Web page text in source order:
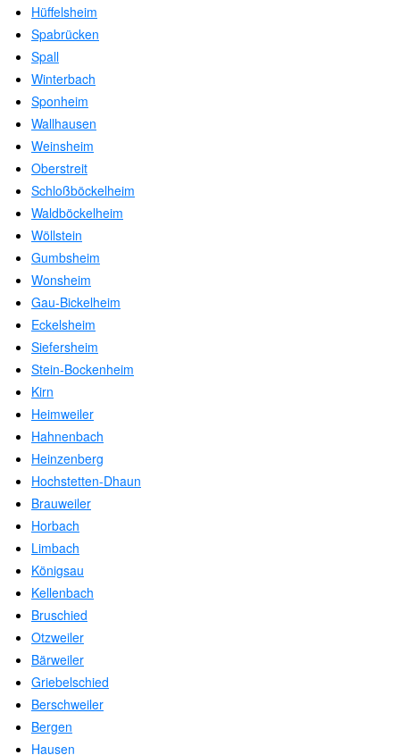
Hüffelsheim
Spabrücken
Spall
Winterbach
Sponheim
Wallhausen
Weinsheim
Oberstreit
Schloßböckelheim
Waldböckelheim
Wöllstein
Gumbsheim
Wonsheim
Gau-Bickelheim
Eckelsheim
Siefersheim
Stein-Bockenheim
Kirn
Heimweiler
Hahnenbach
Heinzenberg
Hochstetten-Dhaun
Brauweiler
Horbach
Limbach
Königsau
Kellenbach
Bruschied
Otzweiler
Bärweiler
Griebelschied
Berschweiler
Bergen
Hausen